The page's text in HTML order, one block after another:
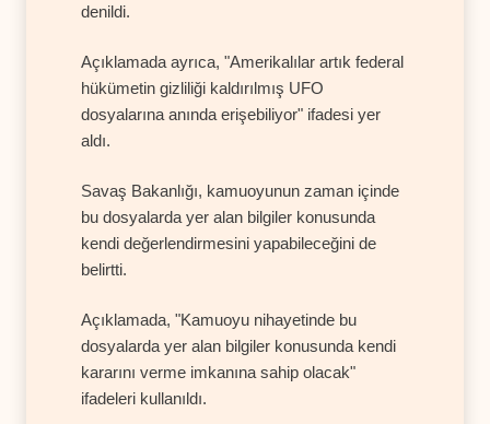
denildi.
Açıklamada ayrıca, "Amerikalılar artık federal
hükümetin gizliliği kaldırılmış UFO
dosyalarına anında erişebiliyor" ifadesi yer
aldı.
Savaş Bakanlığı, kamuoyunun zaman içinde
bu dosyalarda yer alan bilgiler konusunda
kendi değerlendirmesini yapabileceğini de
belirtti.
Açıklamada, "Kamuoyu nihayetinde bu
dosyalarda yer alan bilgiler konusunda kendi
kararını verme imkanına sahip olacak"
ifadeleri kullanıldı.